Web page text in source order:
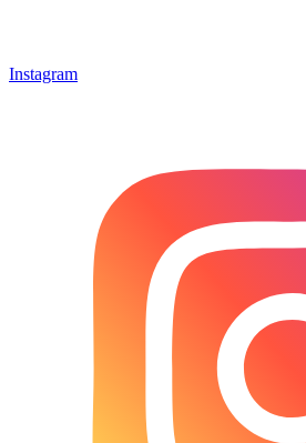
Instagram